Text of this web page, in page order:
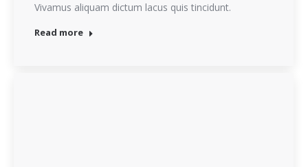
Vivamus aliquam dictum lacus quis tincidunt.
Read more